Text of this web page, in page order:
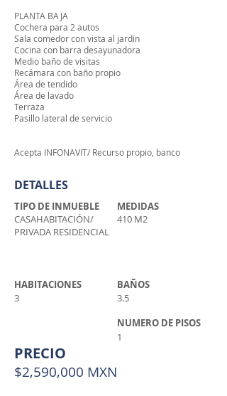
PLANTA BAJA
Cochera para 2 autos
Sala comedor con vista al jardin
Cocina con barra desayunadora
Medio baño de visitas
Recámara con baño propio
Área de tendido
Área de lavado
Terraza
Pasillo lateral de servicio
Acepta INFONAVIT/ Recurso propio, banco
DETALLES
TIPO DE INMUEBLE
CASAHABITACIÓN/
PRIVADA RESIDENCIAL
MEDIDAS
410 M2
HABITACIONES
3
BAÑOS
3.5
NUMERO DE PISOS
1
PRECIO
$2,590,000 MXN